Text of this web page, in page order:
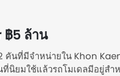
5 ล้าน
นที่มีจำหน่ายใน Khon
ที่นิยมใช้แล้วรถโมเดลมีอยู่สำ